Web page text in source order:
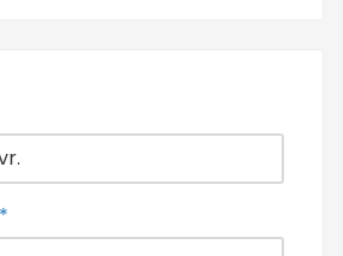
*